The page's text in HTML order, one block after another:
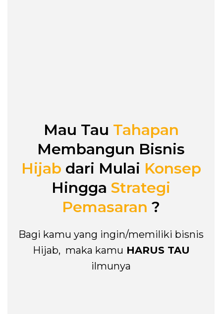
Mau Tau Tahapan
Membangun Bisnis
Hijab dari Mulai Konsep
Hingga Strategi
Pemasaran ?
Bagi kamu yang ingin/memiliki bisnis
Hijab, maka kamu HARUS TAU
ilmunya